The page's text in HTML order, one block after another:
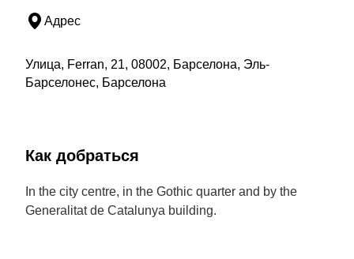
Адрес
Улица, Ferran, 21, 08002, Барселона, Эль-
Барселонес, Барселона
Как добраться
In the city centre, in the Gothic quarter and by the
Generalitat de Catalunya building.